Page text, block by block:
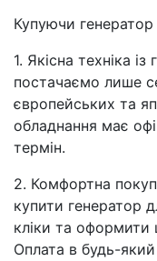
Купуючи
1. Якісна техніка
постачаємо лише
європейських та
обладнання має
термін.
2. Комфортна
купити генератор
кліки та
Оплата в будь-